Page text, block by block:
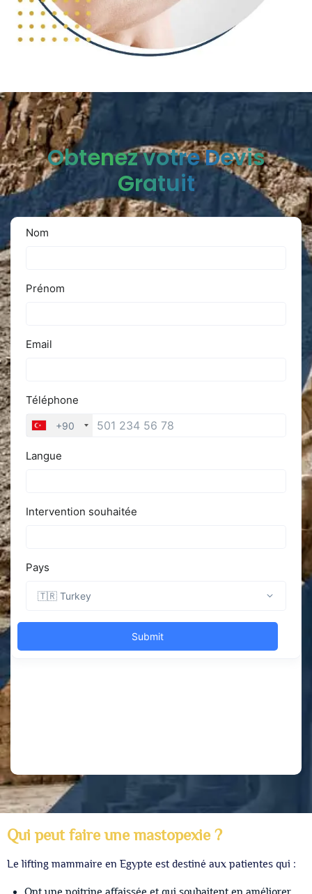
Obtenez votre Devis
Gratuit
Qui peut faire une mastopexie ?
Le lifting mammaire en Egypte est destiné aux patientes qui :
Ont une poitrine affaissée et qui souhaitent en améliorer